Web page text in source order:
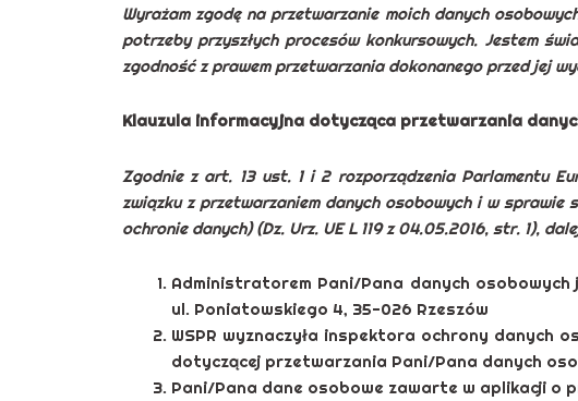
Wyrażam zgodę na przetwarzanie moich danych
potrzeby przyszłych procesów konkursowych. Jestem
zgodność z prawem przetwarzania dokonanego przed jej
Klauzula informacyjna dotycząca przetwarzania
Zgodnie z art. 13 ust. 1 i 2 rozporządzenia Parlamentu
związku z przetwarzaniem danych osobowych i w
ochronie danych) (Dz. Urz. UE L 119 z 04.05.2016, str. 1),
Administratorem Pani/Pana danych
ul. Poniatowskiego 4, 35-026 Rzeszów
WSPR wyznaczyła inspektora ochrony danych
dotyczącej przetwarzania Pani/Pana danych
Pani/Pana dane osobowe zawarte w aplikacji o